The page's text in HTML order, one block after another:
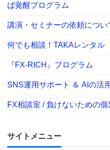
ば覚醒プログラム
講演・セミナーの依頼につい
何でも相談！TAKAレンタル
『FX-RICH』プログラム
SNS運用サポート ＆ AIの活
FX相談室 / 負けないための個
サイトメニュー